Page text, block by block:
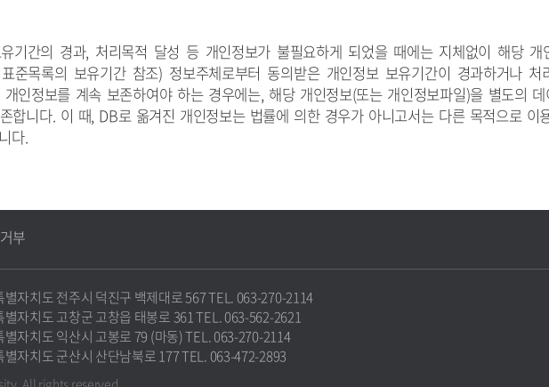
기간의 경과, 처리목적 달성 등 개인정보가 불필요하게 되었을 때에는 지체없이 해당
준목록의 보유기간 참조) 정보주체로부터 동의받은 개인정보 보유기간이 경과하거나
인정보를 계속 보존하여야 하는 경우에는, 해당 개인정보(또는 개인정보파일)을 별도의
합니다. 이 때, DB로 옮겨진 개인정보는 법률에 의한 경우가 아니고서는 다른 목적으로 이
다.
부
별자치도 전주시 덕진구 백제대로 567 TEL. 063-270-2114
자치도 고창군 고창읍 태봉로 361 TEL. 063-562-2621
자치도 익산시 고봉로 79 (마동) TEL. 063-270-2114
자치도 군산시 산단남북로 177 TEL. 063-472-2893
All rights reserved.